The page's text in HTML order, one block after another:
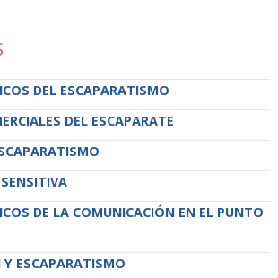
DEL ESCAPARATISMO
DEL ESCAPARATE
DE LA COMUNICACIÓN EN EL PUNTO
ESCAPARATISMO